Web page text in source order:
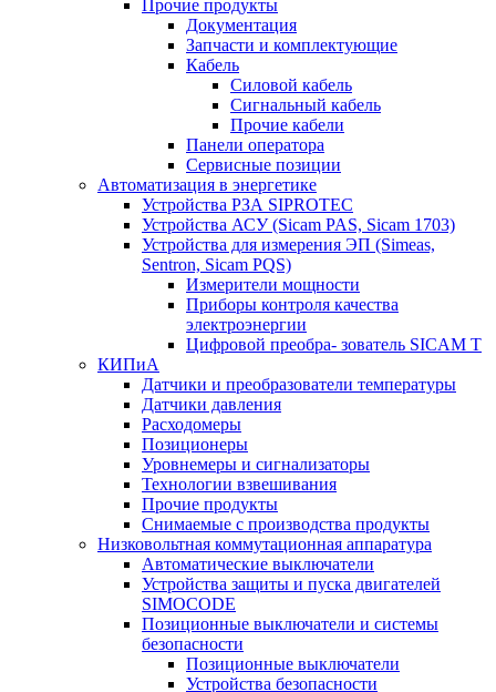
Прочие продукты
Документация
Запчасти и комплектующие
Кабель
Силовой кабель
Сигнальный кабель
Прочие кабели
Панели оператора
Сервисные позиции
Автоматизация в энергетике
Устройства РЗА SIPROTEC
Устройства АСУ (Sicam PAS, Sicam 1703)
Устройства для измерения ЭП (Simeas,
Sentron, Sicam PQS)
Измерители мощности
Приборы контроля качества
электроэнергии
Цифровой преобра- зователь SICAM T
КИПиА
Датчики и преобразователи температуры
Датчики давления
Расходомеры
Позиционеры
Уровнемеры и сигнализаторы
Технологии взвешивания
Прочие продукты
Снимаемые с производства продукты
Низковольтная коммутационная аппаратура
Автоматические выключатели
Устройства защиты и пуска двигателей
SIMOCODE
Позиционные выключатели и системы
безопасности
Позиционные выключатели
Устройства безопасности